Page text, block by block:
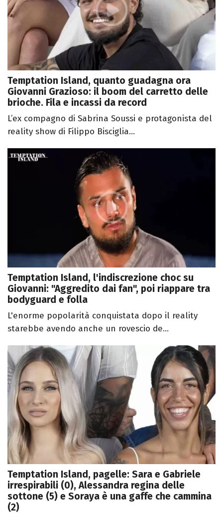
Temptation Island, quanto guadagna ora
Giovanni Grazioso: il boom del carretto delle
brioche. Fila e incassi da record
L’ex compagno di Sabrina Soussi e protagonista del
reality show di Filippo Bisciglia...
Temptation Island, l'indiscrezione choc su
Giovanni: "Aggredito dai fan", poi riappare tra
bodyguard e folla
L'enorme popolarità conquistata dopo il reality
starebbe avendo anche un rovescio de...
Temptation Island, pagelle: Sara e Gabriele
irrespirabili (0), Alessandra regina delle
sottone (5) e Soraya è una gaffe che cammina
(2)